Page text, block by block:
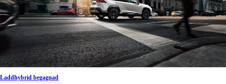
Laddhybrid begagnad